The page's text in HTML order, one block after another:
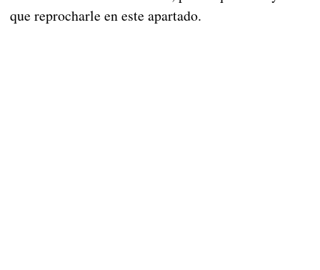
que reprocharle en este apartado.